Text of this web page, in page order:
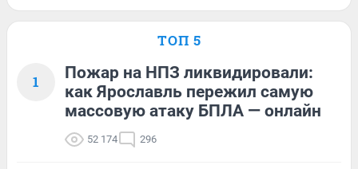
ТОП 5
1
Пожар на НПЗ ликвидировали:
как Ярославль пережил самую
массовую атаку БПЛА — онлайн
52 174 296